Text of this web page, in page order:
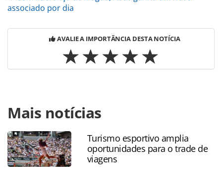
associado por dia
AVALIE A IMPORTÂNCIA DESTA NOTÍCIA
https://www.panrotas.com.br/abav-expo-2019/economia-e-
politica/2019/09/ministro-do-turismo-nega-extincao-ou-
fusao-da-pasta_167897.html ou as ferramentas oferecidas
na página. Todo o conteúdo produzido pela PANROTAS
Editora é protegido pela legislação brasileira sobre direito
autoral. Não reproduza o conteúdo sem autorização da
Mais notícias
Turismo esportivo amplia
oportunidades para o trade de
viagens